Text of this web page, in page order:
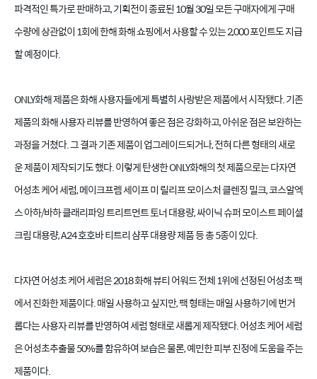
파격적인 특가로 판매하고, 기획전이 종료된 10월 30일 모든 구매자에게 구매
수량에 상관없이 1회에 한해 화해 쇼핑에서 사용할 수 있는 2,000 포인트도 지급
할 예정이다.
ONLY화해 제품은 화해 사용자들에게 특별히 사랑받은 제품에서 시작됐다. 기존
제품의 화해 사용자 리뷰를 반영하여 좋은 점은 강화하고, 아쉬운 점은 보완하는
과정을 거쳤다. 그 결과 기존 제품이 업그레이드되거나, 전혀 다른 형태의 새로
운 제품이 제작되기도 했다. 이렇게 탄생한 ONLY화해의 첫 제품으로는 다자연
어성초 케어 세럼, 메이크프렘 세이프 미 릴리프 모이스처 클렌징 밀크, 코스알엑
스 아하/바하 클래리파잉 트리트먼트 토너 대용량, 싸이닉 슈퍼 모이스트 페이셜
크림 대용량, A24 호호바 티트리 샴푸 대용량 제품 등 총 5종이 있다.
다자연 어성초 케어 세럼은 2018 화해 뷰티 어워드 전체 1위에 선정된 어성초 팩
에서 진화한 제품이다. 매일 사용하고 싶지만, 팩 형태는 매일 사용하기에 번거
롭다는 사용자 리뷰를 반영하여 세럼 형태로 새롭게 제작됐다. 어성초 케어 세럼
은 어성초추출물 50%를 함유하여 보습은 물론, 예민한 피부 진정에 도움을 주는
제품이다.